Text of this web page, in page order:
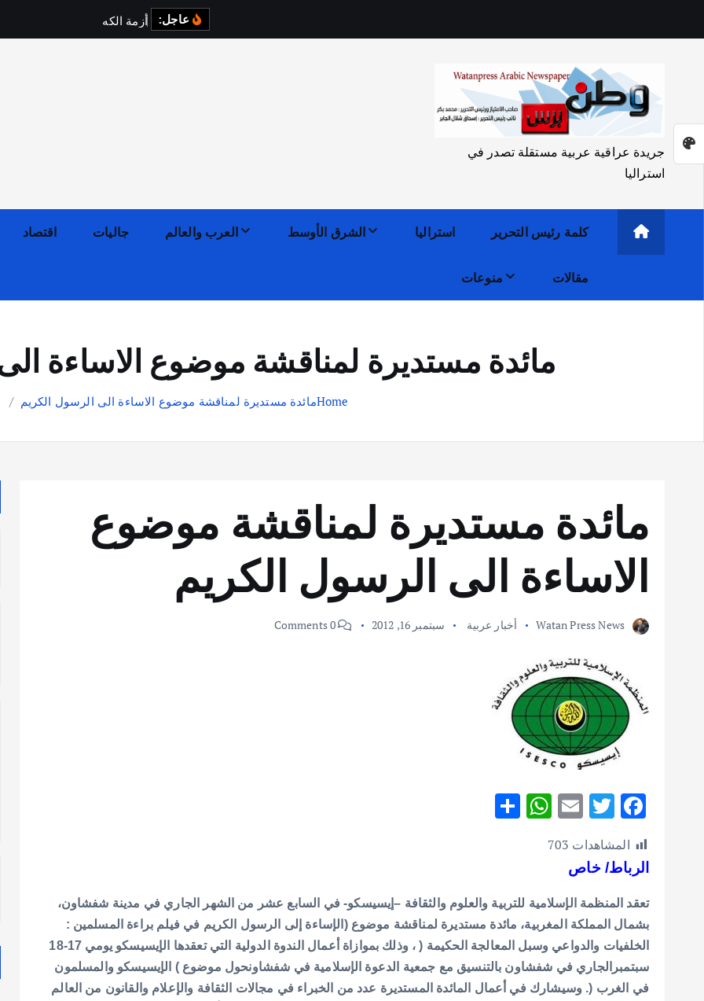
عاجل: أزمة ا كه رباء في
جريدة عراقية عربية مستقلة تصدر في
استراليا
كلمة رئيس التحرير استراليا الشرق الأوسط العرب والعالم جاليات اقتصاد
مقالات منوعات
مائدة مستديرة لمناقشة موضوع الاساءة
Homeمائدة مستديرة لمناقشة موضوع الاساءة الى الرسول الكريم
مائدة مستديرة لمناقشة موضوع
الاساءة الى الرسول الكريم
Watan Press News أخبار عربية سبتمبر 16, 2012 0 Comments
F
ac
e
b
o
o
k
T
w
it
te
r
E
ai
W
A
p
p
المشاهدات 703
الرباط/ خاص
تعقد المنظمة الإسلامية للتربية والعلوم والثقافة –إيسيسكو- في السابع عشر من الشهر الجاري في مدينة شفشاون،
بشمال المملكة المغربية، مائدة مستديرة لمناقشة موضوع (الإساءة إلى الرسول الكريم في فيلم براءة المسلمين :
الخلفيات والدواعي وسبل المعالجة الحكيمة ( ، وذلك بموازاة أعمال الندوة الدولية التي تعقدها الإيسيسكو يومي 17-18
سبتمبرالجاري في شفشاون بالتنسيق مع جمعية الدعوة الإسلامية في شفشاونحول موضوع ) الإيسيسكو والمسلمون
في الغرب (. وسيشارك في أعمال المائدة المستديرة عدد من الخبراء في مجالات الثقافة والإعلام والقانون من العالم